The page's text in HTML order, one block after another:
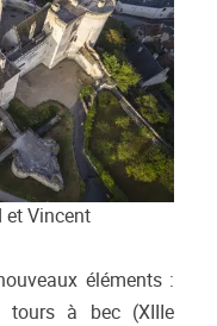
Vincent
éléments :
tours à bec (XIIIe